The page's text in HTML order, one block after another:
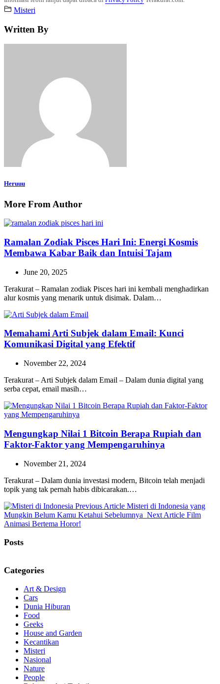
Misteri
Written By
Heruuu
More From Author
Ramalan Zodiak Pisces Hari Ini: Energi Kosmis
Membawa Kabar Baik dan Intuisi Tajam
June 20, 2025
Terakurat – Ramalan zodiak Pisces hari ini kembali menghadirkan
alur kosmis yang menarik untuk disimak. Dalam…
Memahami Arti Subjek dalam Email: Kunci
Komunikasi Digital yang Efektif
November 22, 2024
Terakurat – Arti Subjek dalam Email – Dalam dunia digital yang
serba cepat, email masih…
Mengungkap Nilai 1 Bitcoin Berapa Rupiah dan
Faktor-Faktor yang Mempengaruhinya
November 21, 2024
Terakurat – Dalam dunia investasi modern, Bitcoin telah menjadi
topik yang tak pernah habis dibicarakan.…
Previous Article Previous
Post:
Misteri di Indonesia yang
Mungkin Belum Kamu Ketahui Sebelumnya Next Article Next
Film
Animasi Bertema Horor!
Posts
Categories
Art & Design
Cars
Dunia Hiburan
Food
Geeks
House and Garden
Kecantikan
Misteri
Nasional
Nature
People